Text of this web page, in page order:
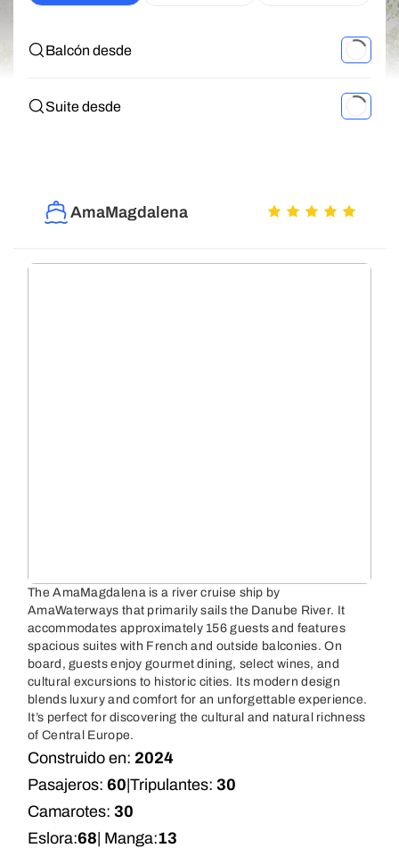
Balcón desde
Suite desde
AmaMagdalena
The AmaMagdalena is a river cruise ship by
AmaWaterways that primarily sails the Danube River. It
accommodates approximately 156 guests and features
spacious suites with French and outside balconies. On
board, guests enjoy gourmet dining, select wines, and
cultural excursions to historic cities. Its modern design
blends luxury and comfort for an unforgettable experience.
It’s perfect for discovering the cultural and natural richness
of Central Europe.
Construido en: 2024
Pasajeros: 60 Tripulantes: 30
Camarotes: 30
Eslora:68 | Manga:13